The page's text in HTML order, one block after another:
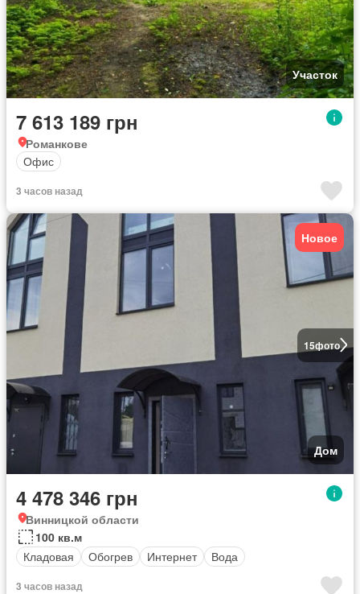
Участок
7 613 189 грн
Романкове
Офис
3 часов назад
15фото
Новое
Дом
4 478 346 грн
Винницкой области
100 кв.м
Кладовая
Обогрев Интернет Вода
3 часов назад